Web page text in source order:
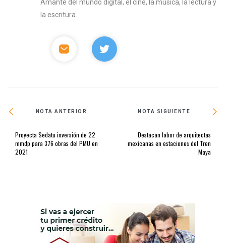
Amante del mundo digital, el cine, la música, la lectura y
la escritura.
NOTA ANTERIOR
Proyecta Sedatu inversión de 22
mmdp para 376 obras del PMU en
2021
NOTA SIGUIENTE
Destacan labor de arquitectas
mexicanas en estaciones del Tren
Maya